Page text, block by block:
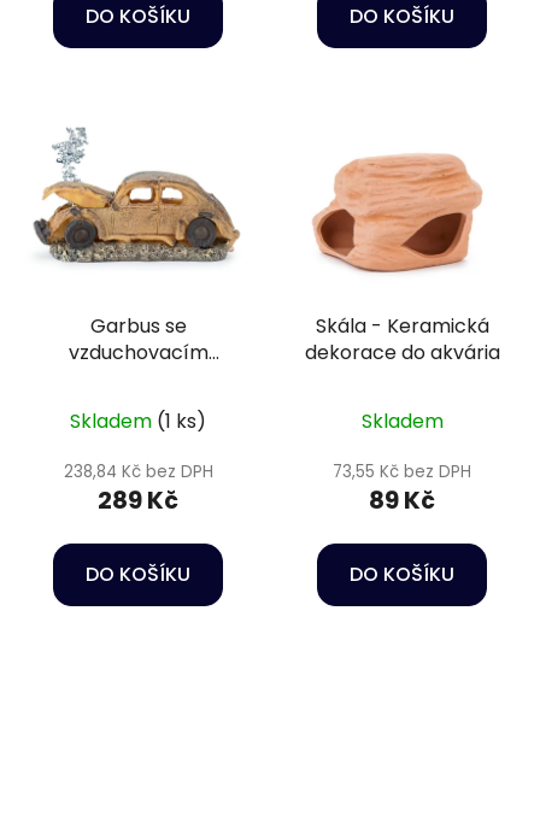
DO KOŠÍKU DO KOŠÍKU
Garbus se
vzduchovacím
do akvária
Skladem (1 ks)
238,84 Kč bez DPH
289 Kč
DO KOŠÍKU
Skála - Keramická
dekorace do akvária
Skladem
73,55 Kč bez DPH
89 Kč
DO KOŠÍKU